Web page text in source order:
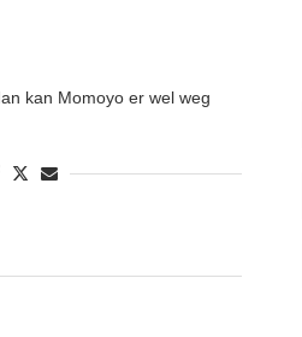
kan Momoyo er wel weg